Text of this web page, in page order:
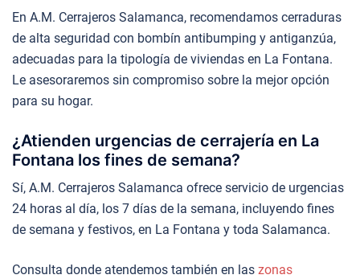
En A.M. Cerrajeros Salamanca, recomendamos cerraduras
de alta seguridad con bombín antibumping y antiganzúa,
adecuadas para la tipología de viviendas en La Fontana.
Le asesoraremos sin compromiso sobre la mejor opción
para su hogar.
¿Atienden urgencias de cerrajería en La
Fontana los fines de semana?
Sí, A.M. Cerrajeros Salamanca ofrece servicio de urgencias
24 horas al día, los 7 días de la semana, incluyendo fines
de semana y festivos, en La Fontana y toda Salamanca.
Consulta donde atendemos también en las zonas